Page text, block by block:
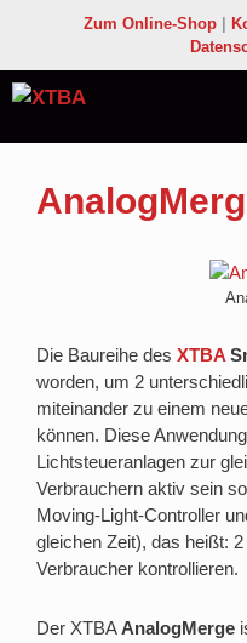
Zum Online-Shop
Die Baureihe des XTBA
worden, um 2
miteinander zu einem
können. Diese
Lichtsteueranlagen zur
Verbrauchern aktiv sein
Moving-Light-Controller
gleichen Zeit), das heißt:
Verbraucher kontrollieren.
Der XTBA AnalogMerge